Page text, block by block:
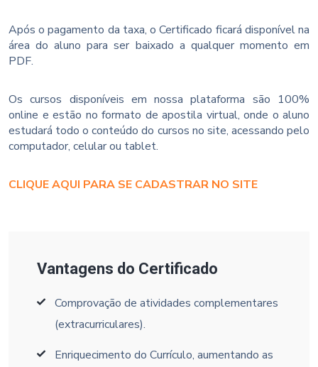
Após o pagamento da taxa, o Certificado ficará disponível na
área do aluno para ser baixado a qualquer momento em
PDF.
Os cursos disponíveis em nossa plataforma são 100%
online e estão no formato de apostila virtual, onde o aluno
estudará todo o conteúdo do cursos no site, acessando pelo
computador, celular ou tablet.
CLIQUE AQUI PARA SE CADASTRAR NO SITE
Vantagens do Certificado
Comprovação de atividades complementares
(extracurriculares).
Enriquecimento do Currículo, aumentando as